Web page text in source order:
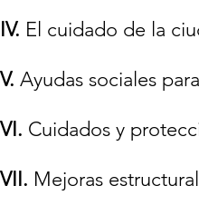
IV. El cuidado de la
V. Ayudas sociales
VI. Cuidados y
VII. Mejoras